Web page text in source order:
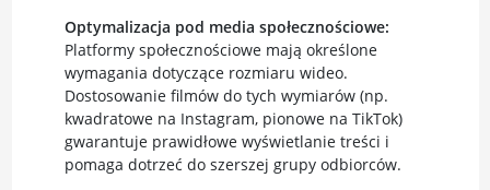
Optymalizacja pod media społecznościowe:
Platformy społecznościowe mają określone
wymagania dotyczące rozmiaru wideo.
Dostosowanie filmów do tych wymiarów (np.
kwadratowe na Instagram, pionowe na TikTok)
gwarantuje prawidłowe wyświetlanie treści i
pomaga dotrzeć do szerszej grupy odbiorców.